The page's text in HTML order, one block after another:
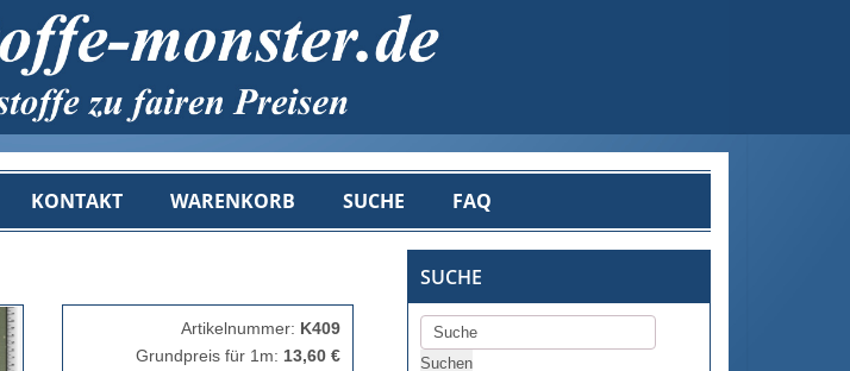
KONTAKT WARENKORB SUCHE FAQ
Artikelnummer: K409
Grundpreis für 1m: 13,60 €
SUCHE